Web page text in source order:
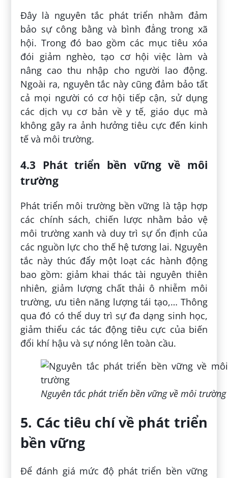
Đây là nguyên tắc phát triển nhằm đảm
bảo sự công bằng và bình đẳng trong xã
hội. Trong đó bao gồm các mục tiêu xóa
đói giảm nghèo, tạo cơ hội việc làm và
nâng cao thu nhập cho người lao động.
Ngoài ra, nguyên tắc này cũng đảm bảo tất
cả mọi người có cơ hội tiếp cận, sử dụng
các dịch vụ cơ bản về y tế, giáo dục mà
không gây ra ảnh hưởng tiêu cực đến kinh
tế và môi trường.
4.3 Phát triển bền vững về môi
trường
Phát triển môi trường bền vững là tập hợp
các chính sách, chiến lược nhằm bảo vệ
môi trường xanh và duy trì sự ổn định của
các nguồn lực cho thế hệ tương lai. Nguyên
tắc này thúc đẩy một loạt các hành động
bao gồm: giảm khai thác tài nguyên thiên
nhiên, giảm lượng chất thải ô nhiễm môi
trường, ưu tiên năng lượng tái tạo,… Thông
qua đó có thể duy trì sự đa dạng sinh học,
giảm thiểu các tác động tiêu cực của biến
đổi khí hậu và sự nóng lên toàn cầu.
Nguyên tắc phát triển bền vững về môi trường
5. Các tiêu chí về phát triển
bền vững
Để đánh giá mức độ phát triển bền vững